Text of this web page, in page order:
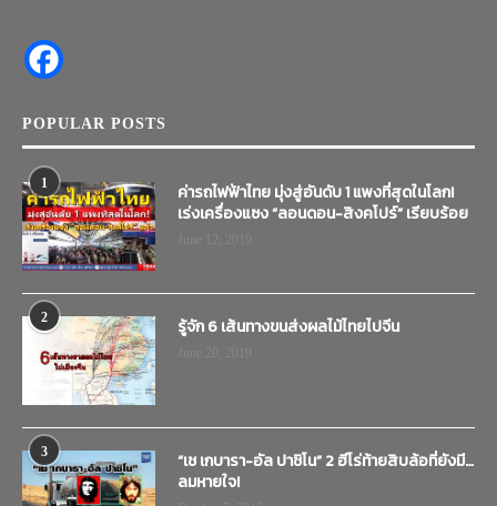
POPULAR POSTS
1
ค่ารถไฟฟ้าไทย มุ่งสู่อันดับ 1 แพงที่สุดในโลก!
เร่งเครื่องแซง “ลอนดอน-สิงคโปร์” เรียบร้อย
2 รู้จัก 6 เส้นทางขนส่งผลไม้ไทยไปจีน
3
“เช เกบารา-อัล ปาชิโน” 2 ฮีโร่ท้ายสิบล้อที่ยังมี…
ลมหายใจ!